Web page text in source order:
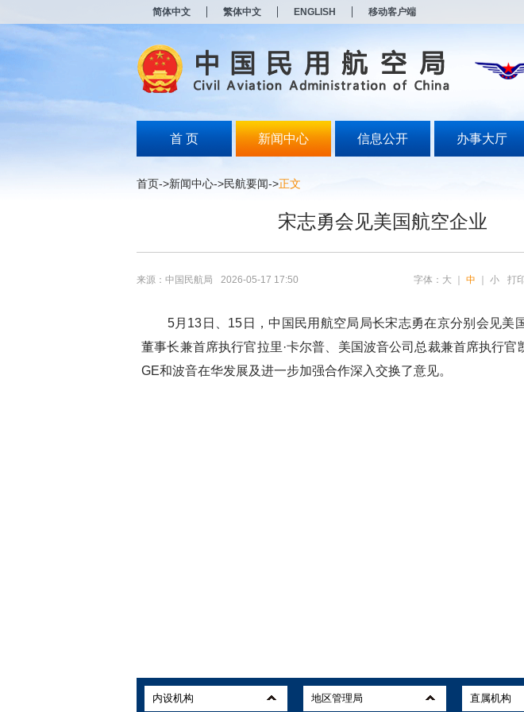
简体中文 繁体中文 ENGLISH 移动客户端
首 页 新闻中心 信息公开 办事大厅
首页->新闻中心->民航要闻->正文
宋志勇会见美国航空企业
来源：中国民航局 2026-05-17 17:50 打
字体： 大 中 小
5月13日、15日，中国民用航空局局长宋志勇在京分别会见美
董事长兼首席执行官拉里·卡尔普、美国波音公司总裁兼首席执行官
GE和波音在华发展及进一步加强合作深入交换了意见。
打
无
障